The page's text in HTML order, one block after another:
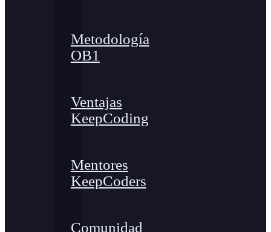
Metodología
OB1
Ventajas
KeepCoding
Mentores
KeepCoders
Comunidad